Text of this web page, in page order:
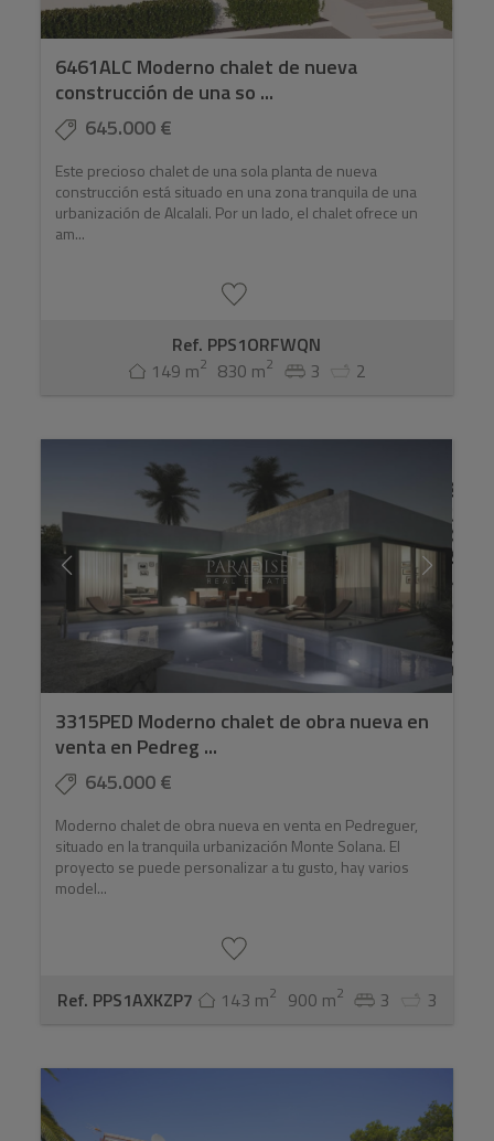
6461ALC Moderno chalet de nueva
construcción de una so ...
645.000 €
Este precioso chalet de una sola planta de nueva
construcción está situado en una zona tranquila de una
urbanización de Alcalali. Por un lado, el chalet ofrece un
am...
Ref. PPS1ORFWQN
149 m2 830 m2 3 2
3315PED Moderno chalet de obra nueva en
venta en Pedreg ...
645.000 €
Moderno chalet de obra nueva en venta en Pedreguer,
situado en la tranquila urbanización Monte Solana. El
proyecto se puede personalizar a tu gusto, hay varios
model...
Ref. PPS1AXKZP7 143 m2 900 m2 3 3